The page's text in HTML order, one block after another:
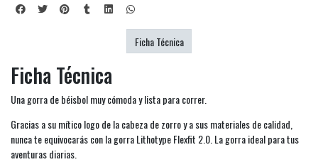
Ficha Técnica
Una gorra de béisbol muy cómoda y lista para correr.
Gracias a su mítico logo de la cabeza de zorro y a sus materiales de calidad,
nunca te equivocarás con la gorra Lithotype Flexfit 2.0. La gorra ideal para tus
aventuras diarias.
Ficha Técnica